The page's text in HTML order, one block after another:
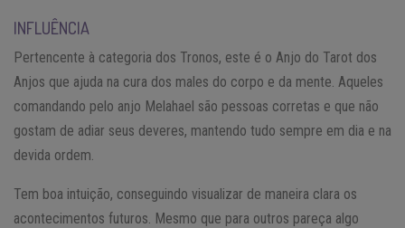
INFLUÊNCIA
Pertencente à categoria dos Tronos, este é o Anjo do Tarot dos
Anjos que ajuda na cura dos males do corpo e da mente. Aqueles
comandando pelo anjo Melahael são pessoas corretas e que não
gostam de adiar seus deveres, mantendo tudo sempre em dia e na
devida ordem.
Tem boa intuição, conseguindo visualizar de maneira clara os
acontecimentos futuros. Mesmo que para outros pareça algo